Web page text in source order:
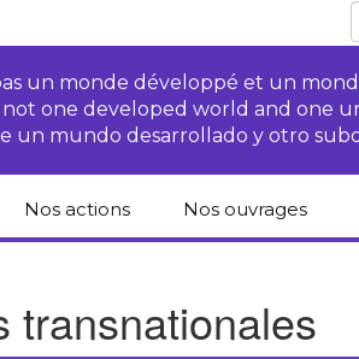
un monde développé et un
not one developed world and one
un mundo desarrollado y otro
Nos actions
Accès à
Sociétés
transnationales l’impunité
Nos ouvrages
PubliCETIM
transnationales